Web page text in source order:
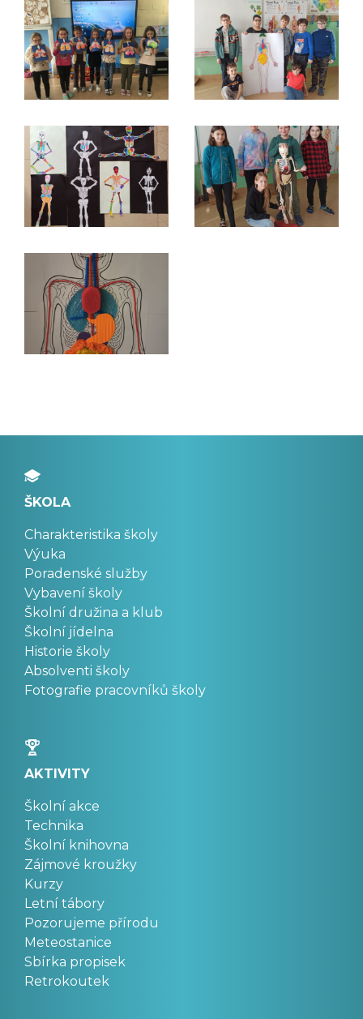
ŠKOLA
Charakteristika školy
Výuka
Poradenské služby
Vybavení školy
Školní družina a klub
Školní jídelna
Historie školy
Absolventi školy
Fotografie pracovníků školy
AKTIVITY
Školní akce
Technika
Školní knihovna
Zájmové kroužky
Kurzy
Letní tábory
Pozorujeme přírodu
Meteostanice
Sbírka propisek
Retrokoutek